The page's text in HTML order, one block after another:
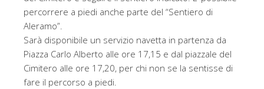
percorrere a piedi anche parte del “Sentiero di
Aleramo”.
Sarà disponibile un servizio navetta in partenza da
Piazza Carlo Alberto alle ore 17,15 e dal piazzale del
Cimitero alle ore 17,20, per chi non se la sentisse di
fare il percorso a piedi.